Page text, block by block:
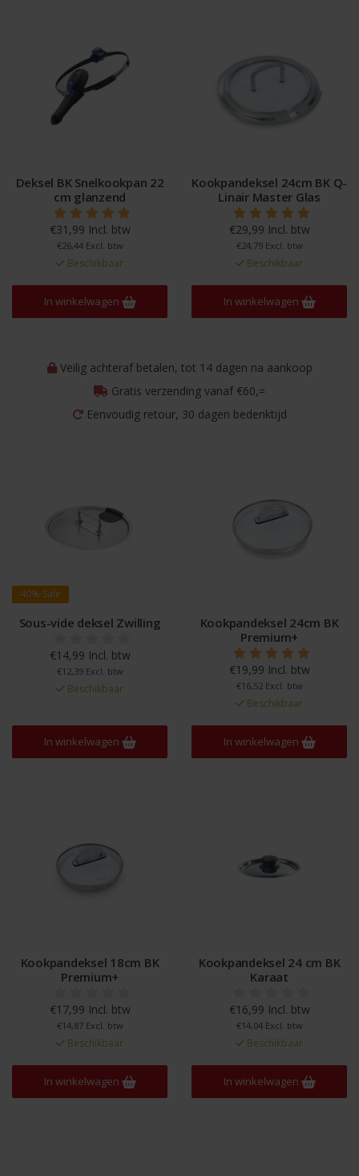
Deksel BK Snelkookpan 22
cm glanzend
€31,99 Incl. btw
€26,44 Excl. btw
Beschikbaar
In winkelwagen
Kookpandeksel 24cm BK Q-
Linair Master Glas
€29,99 Incl. btw
€24,79 Excl. btw
Beschikbaar
In winkelwagen
Veilig achteraf betalen, tot 14 dagen na aankoop
Gratis verzending vanaf €60,=
Eenvoudig retour, 30 dagen bedenktijd
40% Sale
Sous-vide deksel Zwilling
€14,99 Incl. btw
€12,39 Excl. btw
Beschikbaar
In winkelwagen
Kookpandeksel 24cm BK
Premium+
€19,99 Incl. btw
€16,52 Excl. btw
Beschikbaar
In winkelwagen
Kookpandeksel 18cm BK
Premium+
€17,99 Incl. btw
€14,87 Excl. btw
Beschikbaar
In winkelwagen
Kookpandeksel 24 cm BK
Karaat
€16,99 Incl. btw
€14,04 Excl. btw
Beschikbaar
In winkelwagen